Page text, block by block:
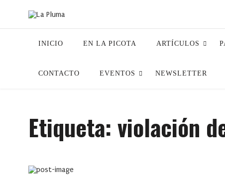
INICIO EN LA PICOTA ARTÍCULOS
CONTACTO EVENTOS NEWSLETTER
Etiqueta: violación